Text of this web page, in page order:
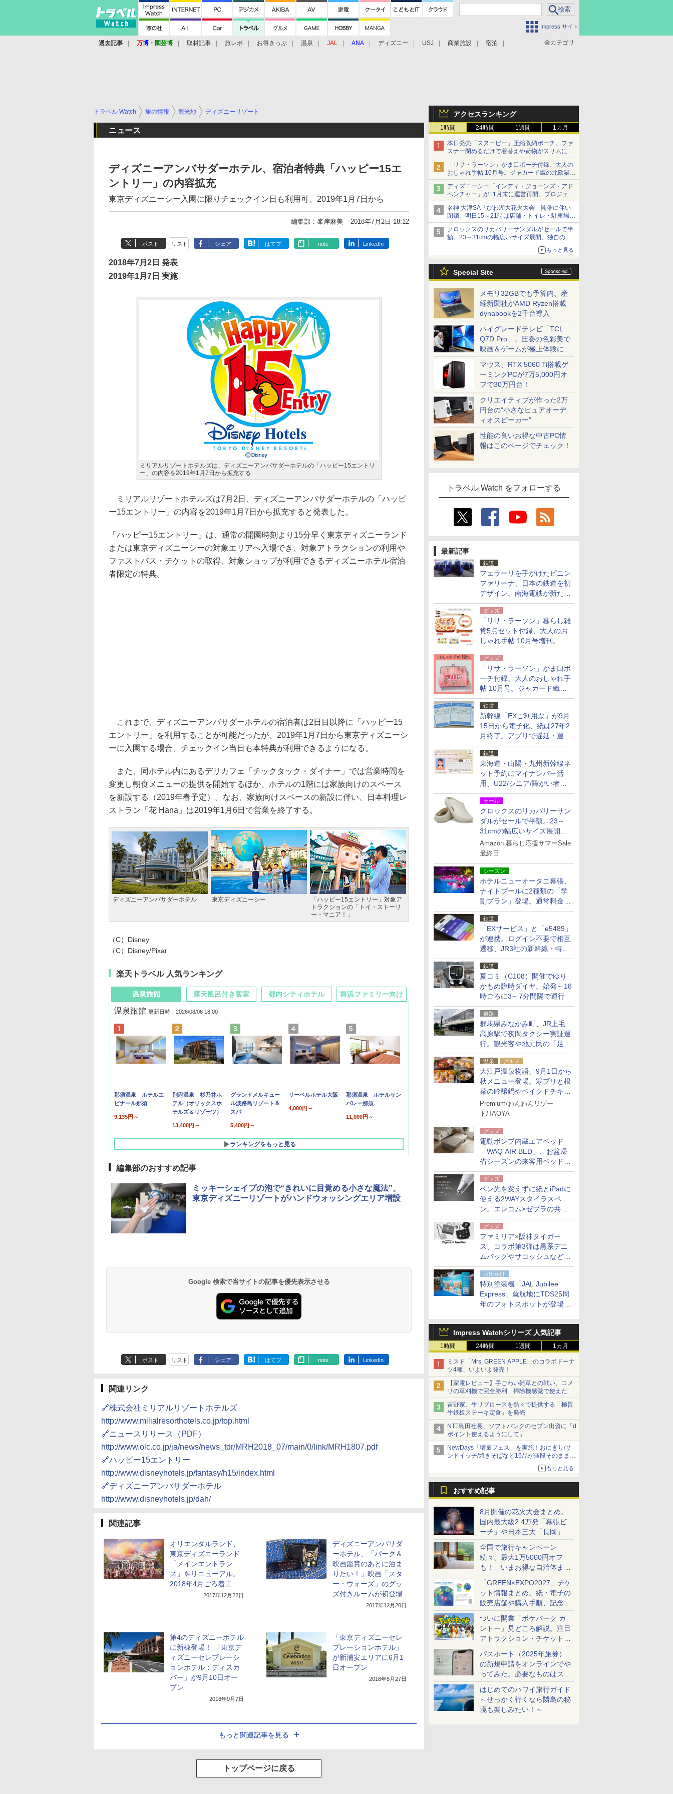
Impress サイト
全カテゴリ
過去記事 万博 ・ 園芸博 取材記事 旅レポ お得きっぷ 温泉 JAL ANA ディズニー USJ 商業施設 宿泊
アクセスランキング
1時間 24時間 1週間 1カ月
本日発売「スヌーピー」圧縮収納ポーチ。ファ
スナー閉めるだけで着替えや荷物がスリムにま
とまる
「リサ・ラーソン」がま口ポーチ付録、大人の
おしゃれ手帖 10月号。ジャカード織の北欧猫デ
ザイン
ディズニーシー「インディ・ジョーンズ・アド
ベンチャー」が11月末に運営再開。プロジェク
ションマッピングを追加、DPAは1500円
名神 大津SA「びわ湖大花火大会」開催に伴い
閉鎖。明日15～21時は店舗・トイレ・駐車場の
利用不可
クロックスのリカバリーサンダルがセールで半
額。23～31cmの幅広いサイズ展開、独自のク
もっと見る
Special Site
メモリ32GBでも予算内。産
経新聞社がAMD Ryzen搭載
dynabookを2千台導入
ハイグレードテレビ「TCL
Q7D Pro」。圧巻の色彩美で
映画＆ゲームが極上体験に
マウス、RTX 5060 Ti搭載ゲ
ーミングPCが7万5,000円オ
フで30万円台！
クリエイティブが作った2万
円台の“小さなピュアオーデ
ィオスピーカー”
性能の良いお得な中古PC情
報はこのページでチェック！
トラベル Watch をフォローする
最新記事
鉄道
フェラーリを手がけたピニン
ファリーナ、日本の鉄道を初
デザイン。南海電鉄が新たな
「空港特急」をなにわ筋線へ
導入
グッズ
「リサ・ラーソン」暮らし雑
貨5点セット付録、大人のお
しゃれ手帖 10月号増刊。
USBケーブルや缶ケースなど
グッズ
「リサ・ラーソン」がま口ポ
ーチ付録、大人のおしゃれ手
帖 10月号。ジャカード織の
北欧猫デザイン
鉄道
新幹線「EXご利用票」が9月
15日から電子化、紙は27年2
月終了。アプリで遅延・運休
も確認可能に
鉄道
東海道・山陽・九州新幹線ネ
ット予約にマイナンバー活
用、U22/シニア/障がい者割
を9月15日から発売
セール
クロックスのリカバリーサン
ダルがセールで半額。23～
31cmの幅広いサイズ展開、
独自のクッション素材を採用
Amazon 暮らし応援サマーSale
最終日
シーズン
ホテルニューオータニ幕張、
ナイトプールに2種類の「学
割プラン」登場。通常料金の
およそ半額でお得に夜活
鉄道
「EXサービス」と「e5489」
が連携。ログイン不要で相互
遷移、JR3社の新幹線・特急
予約をアプリで一括確認
鉄道
夏コミ（C108）開催でゆり
かもめ臨時ダイヤ。始発～18
時ごろに3～7分間隔で運行
道路
群馬県みなかみ町、JR上毛
高原駅で夜間タクシー実証運
行。観光客や地元民の「足が
ない」課題解消へ、木金土に
2台体制
温泉 グルメ
大江戸温泉物語、9月1日から
秋メニュー登場。寒ブリと根
菜の吟醸鍋やベイクドチキ
ン、ショコラ＆栗スイーツも
食べ放題に
Premium/わんわんリゾー
ト/TAOYA
グッズ
電動ポンプ内蔵エアベッド
「WAQ AIR BED」、お盆帰
省シーズンの来客用ベッドに
も。使用後は収納バッグでコ
ンパクトに保管
グッズ
ペン先を変えずに紙とiPadに
使える2WAYスタイラスペ
ン。エレコム×ゼブラの共同
開発
グッズ
ファミリア×阪神タイガー
ス、コラボ第3弾は黒系デニ
ムバッグやサコッシュなど6
点。8月21日オンラインスト
アで発売
お出かけ
特別塗装機「JAL Jubilee
Express」就航地にTDS25周
年のフォトスポットが登場。
Impress Watchシリーズ 人気記事
1時間 24時間 1週間 1カ月
ミスド「Mrs. GREEN APPLE」のコラボドーナ
ツ4種、いよいよ発売！
【家電レビュー】手ごわい雑草との戦い、コメ
リの草刈機で完全勝利 掃除機感覚で使えた
吉野家、牛リブロースを熱々で提供する「極旨
牛鉄板ステーキ定食」を発売
NTT島田社長、ソフトバンクのセブン出資に「d
ポイント使えるようにして」
NewDays「増量フェス」を実施！おにぎり/サ
ンドイッチ/焼きそばなど16品が値段そのままで
もっと見る
おすすめ記事
8月開催の花火大会まとめ。
国内最大級2.4万発「幕張ビ
ーチ」や日本三大「長岡」な
ど大型イベント目白押し！
全国で旅行キャンペーン
続々、最大1万5000円オフ
も！ いまお得な自治体まと
め
「GREEN×EXPO2027」チケ
ット情報まとめ。紙・電子の
販売店舗や購入手順、記念チ
ケットも解説
ついに開業「ポケパーク カ
ントー」見どころ解説。注目
アトラクション・チケット手
配・来場前に必要な準備は？
パスポート（2025年旅券）
の新規申請をオンラインでや
ってみた。必要なものはスマ
ホとマイナカードのみ
はじめてのハワイ旅行ガイド
～せっかく行くなら隣島の秘
境も楽しみたい！～
トラベル Watch 旅の情報 観光地 ディズニーリゾート
ニュース
ディズニーアンバサダーホテル、宿泊者特典「ハッピー15エ
ントリー」の内容拡充
東京ディズニーシー入園に限りチェックイン日も利用可、2019年1月7日から
編集部：峯岸麻美 2018年7月2日 18:12
ポスト リスト シェア はてブ note LinkedIn
2018年7月2日 発表
2019年1月7日 実施
ミリアルリゾートホテルズは、ディズニーアンバサダーホテルの「ハッピー15エントリ
ー」の内容を2019年1月7日から拡充する
ミリアルリゾートホテルズは7月2日、ディズニーアンバサダーホテルの「ハッピ
ー15エントリー」の内容を2019年1月7日から拡充すると発表した。
「ハッピー15エントリー」は、通常の開園時刻より15分早く東京ディズニーランド
または東京ディズニーシーの対象エリアへ入場でき、対象アトラクションの利用や
ファストパス・チケットの取得、対象ショップが利用できるディズニーホテル宿泊
者限定の特典。
これまで、ディズニーアンバサダーホテルの宿泊者は2日目以降に「ハッピー15
エントリー」を利用することが可能だったが、2019年1月7日から東京ディズニーシ
ーに入園する場合、チェックイン当日も本特典が利用できるようになる。
また、同ホテル内にあるデリカフェ「チックタック・ダイナー」では営業時間を
変更し朝食メニューの提供を開始するほか、ホテルの1階には家族向けのスペース
を新設する（2019年春予定）。なお、家族向けスペースの新設に伴い、日本料理レ
ストラン「花 Hana」は2019年1月6日で営業を終了する。
ディズニーアンバサダーホテル 東京ディズニーシー
「ハッピー15エントリー」対象ア
トラクションの「トイ・ストーリ
ー・マニア！」
（C）Disney
（C）Disney/Pixar
楽天トラベル 人気ランキング
温泉旅館
温泉旅館 更新日時：2026/08/06 18:00
那須温泉 ホテルエ
ピナール那須
9,135円～
別府温泉 杉乃井ホ
テル（オリックスホ
テルズ＆リゾーツ）
13,400円～
グランドメルキュー
ル淡路島リゾート＆
スパ
5,400円～
リーベルホテル大阪
4,000円～
那須温泉 ホテルサン
バレー那須
11,000円～
ランキングをもっと見る
露天風呂付き客室
10,450円～
19,541円～
都内シティホテル 舞浜ファミリー向け
7,950円～
5,758円～
編集部のおすすめ記事
ミッキーシェイプの泡で“きれいに目覚める小さな魔法”。
東京ディズニーリゾートがハンドウォッシングエリア増設
Google 検索で当サイトの記事を優先表示させる
ポスト リスト シェア はてブ note LinkedIn
関連リンク
🔗株式会社ミリアルリゾートホテルズ
http://www.milialresorthotels.co.jp/top.html
🔗ニュースリリース（PDF）
http://www.olc.co.jp/ja/news/news_tdr/MRH2018_07/main/0/link/MRH1807.pdf
🔗ハッピー15エントリー
http://www.disneyhotels.jp/fantasy/h15/index.html
🔗ディズニーアンバサダーホテル
http://www.disneyhotels.jp/dah/
関連記事
オリエンタルランド、
東京ディズニーランド
「メインエントラン
ス」をリニューアル。
2018年4月ごろ着工
2017年12月22日
ディズニーアンバサダ
ーホテル、「パーク＆
映画鑑賞のあとに泊ま
りたい！」映画「スタ
ー・ウォーズ」のグッ
ズ付きルームが初登場
2017年12月20日
第4のディズニーホテル
に新棟登場！ 「東京デ
ィズニーセレブレーシ
ョンホテル：ディスカ
バー」が9月10日オー
プン
2016年9月7日
「東京ディズニーセレ
ブレーションホテル」
が新浦安エリアに6月1
日オープン
2016年5月27日
もっと関連記事を見る
トップページに戻る